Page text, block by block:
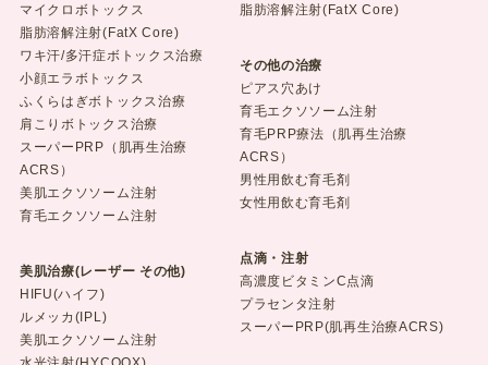
マイクロボトックス
脂肪溶解注射(FatX Core)
ワキ汗/多汗症ボトックス治療
小顔エラボトックス
ふくらはぎボトックス治療
肩こりボトックス治療
スーパーPRP（肌再生治療
ACRS）
美肌エクソソーム注射
育毛エクソソーム注射
美肌治療(レーザー その他)
HIFU(ハイフ)
ルメッカ(IPL)
美肌エクソソーム注射
脂肪溶解注射(FatX Core)
その他の治療
ピアス穴あけ
育毛エクソソーム注射
育毛PRP療法（肌再生治療
ACRS）
男性用飲む育毛剤
女性用飲む育毛剤
点滴・注射
高濃度ビタミンC点滴
プラセンタ注射
スーパーPRP(肌再生治療ACRS)